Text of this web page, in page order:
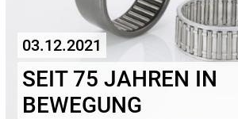
03.12.2021
SEIT 75 JAHREN IN
BEWEGUNG